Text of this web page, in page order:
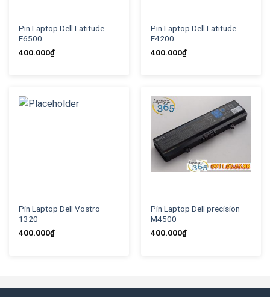
Pin Laptop Dell Latitude
E6500
400.000₫
Pin Laptop Dell Latitude
E4200
400.000₫
Pin Laptop Dell Vostro
1320
400.000₫
Pin Laptop Dell precision
M4500
400.000₫